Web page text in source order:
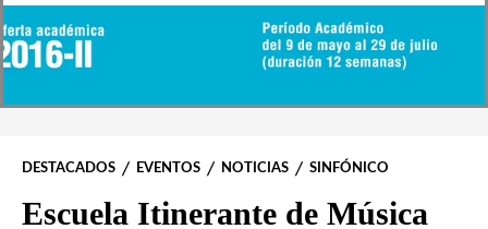
DESTACADOS EVENTOS NOTICIAS SINFÓNICO
Escuela Itinerante de Música